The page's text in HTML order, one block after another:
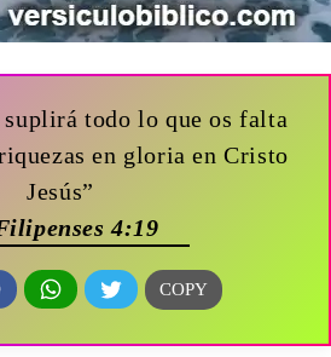
todo lo que os falta
en gloria en Cristo
Jesús”
4:19